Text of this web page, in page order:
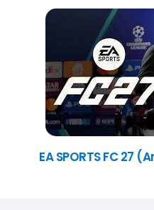
EA SPORTS FC 27